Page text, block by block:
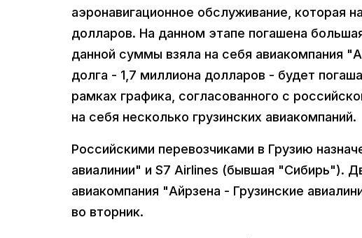
аэронавигационное обслуживание, которая
долларов. На данном этапе погашена
данной суммы взяла на себя авиакомпания
долга - 1,7 миллиона долларов - будет
рамках графика, согласованного с
на себя несколько грузинских авиакомпаний.
Российскими перевозчиками в Грузию
авиалинии" и S7 Airlines (бывшая "Сибирь").
авиакомпания "Айрзена - Грузинские
во вторник.